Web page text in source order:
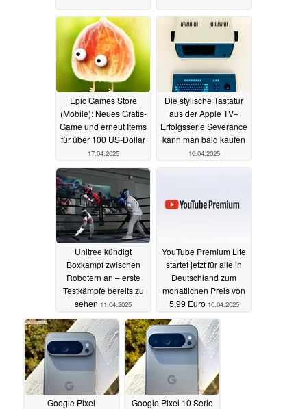
Epic Games Store
(Mobile): Neues Gratis-
Game und erneut Items
für über 100 US-Dollar
17.04.2025
Die stylische Tastatur
aus der Apple TV+
Erfolgsserie Severance
kann man bald kaufen
16.04.2025
Unitree kündigt
Boxkampf zwischen
Robotern an – erste
Testkämpfe bereits zu
sehen 11.04.2025
YouTube Premium Lite
startet jetzt für alle in
Deutschland zum
monatlichen Preis von
5,99 Euro 10.04.2025
Google Pixel
Google Pixel 10 Serie